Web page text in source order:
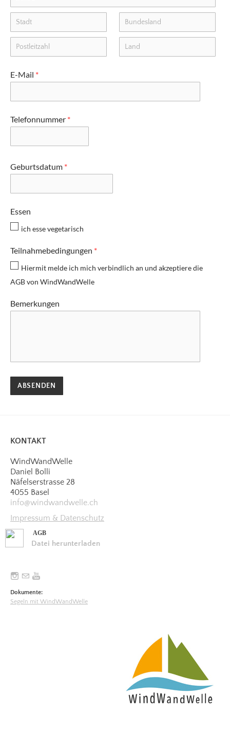
E-Mail *
Telefonnummer *
Geburtsdatum *
Essen
ich esse vegetarisch
Teilnahmebedingungen *
Hiermit melde ich mich verbindlich an und akzeptiere die
AGB von WindWandWelle
Bemerkungen
ABSENDEN
KONTAKT
WindWandWelle
Daniel Bolli
Näfelserstrasse 28
4055 Basel
​info@windwandwelle.ch
Impressum & Datenschutz
AGB
Datei herunterladen
Dokumente:
Segeln mit WindWandWelle